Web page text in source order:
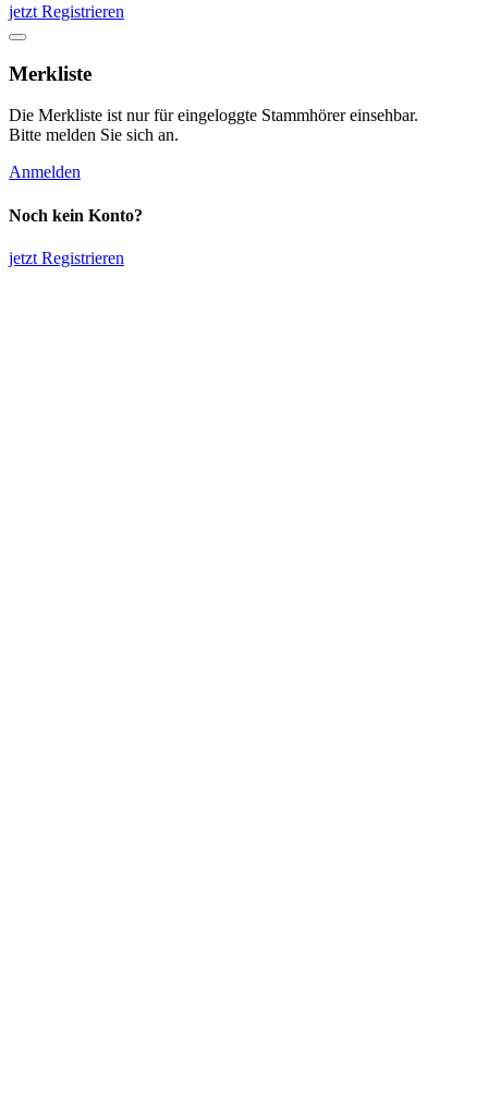
jetzt Registrieren
Merkliste
Die Merkliste ist nur für eingeloggte Stammhörer einsehbar.
Bitte melden Sie sich an.
Anmelden
Noch kein Konto?
jetzt Registrieren